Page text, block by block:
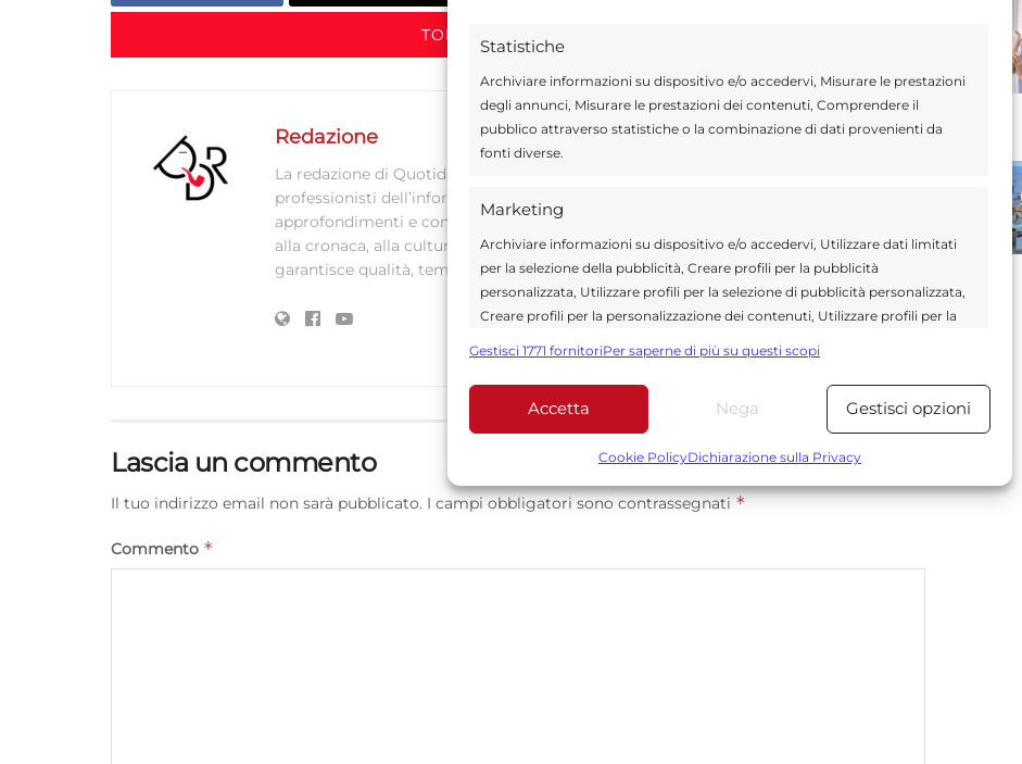
Statistiche
Archiviare informazioni su dispositivo e/o accedervi, Misurare le prestazioni
degli annunci, Misurare le prestazioni dei contenuti, Comprendere il
pubblico attraverso statistiche o la combinazione di dati provenienti da
fonti diverse.
Marketing
Archiviare informazioni su dispositivo e/o accedervi, Utilizzare dati limitati
per la selezione della pubblicità, Creare profili per la pubblicità
personalizzata, Utilizzare profili per la selezione di pubblicità personalizzata,
Creare profili per la personalizzazione dei contenuti, Utilizzare profili per la
Utilizzare dati limitati per la selezione dei contenuti.
Funzionalità Sempre attivo
Abbinare e combinare dati provenienti da altre fonti di dati,
alle informazioni trasmesse automaticamente.
Gestisci 1771 fornitoriPer saperne di più su questi scopi
Accetta Nega Gestisci opzioni
Cookie PolicyDichiarazione sulla Privacy
TORNA IN ATTUALITÀ
Redazione
La redazione di Quotidianodiragusa.it è composta da giornalisti, collaboratori e
professionisti dell’informazione che ogni giorno lavorano per offrire notizie,
approfondimenti e contenuti accurati dedicati alla Sicilia, all’attualità, alla politica,
alla cronaca, alla cultura e allo sport. Un team dinamico e indipendente che
garantisce qualità, tempestività e affidabilità.
Lascia un commento
Il tuo indirizzo email non sarà pubblicato. I campi obbligatori sono contrassegnati *
Commento *